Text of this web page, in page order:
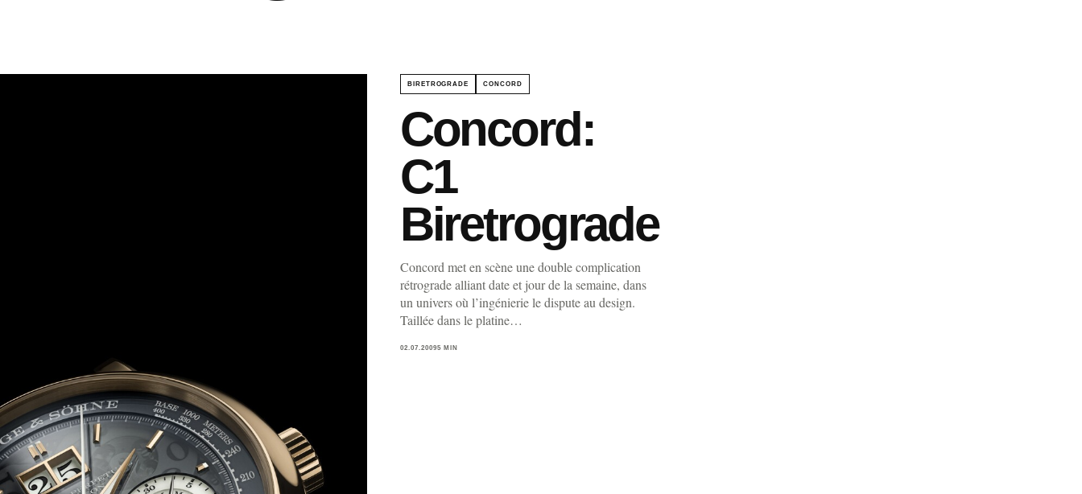
BIRETROGRADE CONCORD
Concord:
C1
Biretrograde
Concord met en scène une double complication
rétrograde alliant date et jour de la semaine, dans
un univers où l’ingénierie le dispute au design.
Taillée dans le platine…
02.07.20095 MIN